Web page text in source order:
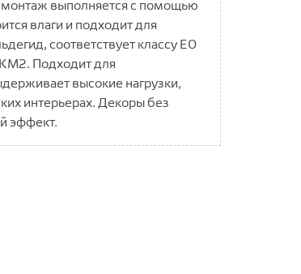
монтаж выполняется с помощью
влаги и подходит для
соответствует классу E0
Подходит для
высокие нагрузки,
интерьерах. Декоры без
эффект.